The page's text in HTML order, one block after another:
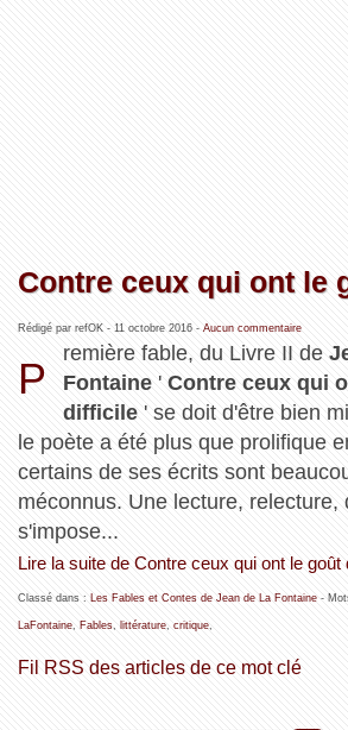
Contre ceux qui ont le
Rédigé par refOK - 11 octobre 2016- Aucun commentaire
P
remière fable, du Livre II de
Fontaine 'Contre ceux qui
difficile ' se doit d'être bien
le poète a été plus que prolifique
certains de ses écrits sont
méconnus. Une lecture, relecture,
s'impose...
Lire la suite de Contre ceux qui ont le goût
Classé dans : Les Fables et Contes de Jean de La Fontaine-
LaFontaine, Fables, littérature, critique,
Fil RSS des articles de ce mot clé